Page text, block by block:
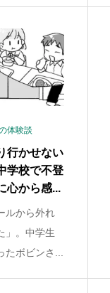
体験談
行かせない
学校で不登
心から感...
ルから外れ
」。中学生
ボビンさ...